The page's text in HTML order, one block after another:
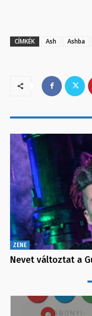
CÍMKÉK Ash Ashba
ZENE
Nevet változtat a